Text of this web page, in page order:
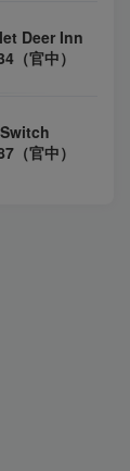
Deer Inn
（官中）
（官中）